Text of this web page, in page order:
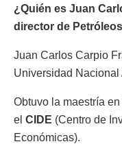
¿Quién es Juan
director de
Juan Carlos Carpio
Universidad
Obtuvo la maestría
el CIDE (Centro de
Económicas).